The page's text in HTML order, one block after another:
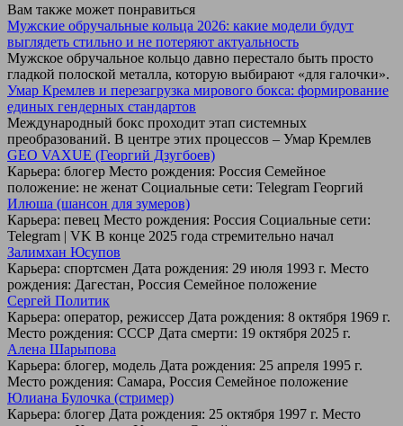
Вам также может понравиться
Мужские обручальные кольца 2026: какие модели будут
выглядеть стильно и не потеряют актуальность
Мужское обручальное кольцо давно перестало быть просто
гладкой полоской металла, которую выбирают «для галочки».
Умар Кремлев и перезагрузка мирового бокса: формирование
единых гендерных стандартов
Международный бокс проходит этап системных
преобразований. В центре этих процессов – Умар Кремлев
GEO VAXUE (Георгий Дзугбоев)
Карьера: блогер Место рождения: Россия Семейное
положение: не женат Социальные сети: Telegram Георгий
Илюша (шансон для зумеров)
Карьера: певец Место рождения: Россия Социальные сети:
Telegram | VK В конце 2025 года стремительно начал
Залимхан Юсупов
Карьера: спортсмен Дата рождения: 29 июля 1993 г. Место
рождения: Дагестан, Россия Семейное положение
Сергей Политик
Карьера: оператор, режиссер Дата рождения: 8 октября 1969 г.
Место рождения: СССР Дата смерти: 19 октября 2025 г.
Алена Шарыпова
Карьера: блогер, модель Дата рождения: 25 апреля 1995 г.
Место рождения: Самара, Россия Семейное положение
Юлиана Булочка (стример)
Карьера: блогер Дата рождения: 25 октября 1997 г. Место